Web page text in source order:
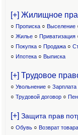
[+] Жилищное
○ Прописка ○ Выселение
○ Жилье ○ Приватизация
○ Покупка ○ Продажа ○
○ Ипотека ○ Выписка
[+] Трудовое
○ Увольнение ○ Зарплата
○ Трудовой договор ○
[+] Защита прав
○ Обувь ○ Возврат товара